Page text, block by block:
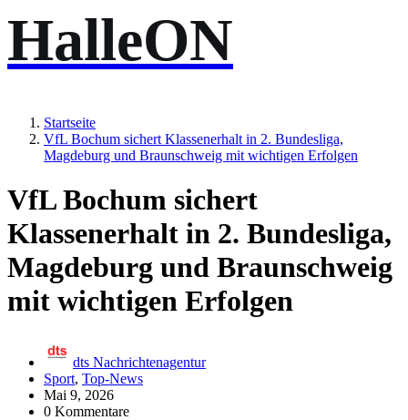
HalleON
Startseite
VfL Bochum sichert Klassenerhalt in 2. Bundesliga,
Magdeburg und Braunschweig mit wichtigen Erfolgen
VfL Bochum sichert
Klassenerhalt in 2. Bundesliga,
Magdeburg und Braunschweig
mit wichtigen Erfolgen
dts Nachrichtenagentur
Sport, Top-News
Mai 9, 2026
0 Kommentare